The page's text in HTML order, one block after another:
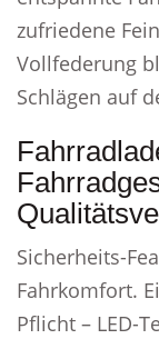
zufriedene
Vollfederung
Schlägen auf
Sicherheits-
Fahrkomfort.
Pflicht – LED-